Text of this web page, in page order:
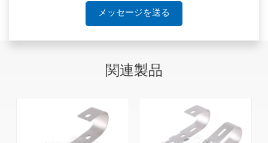
メッセージを送る
関連製品